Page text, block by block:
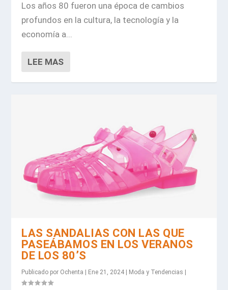
Los años 80 fueron una época de cambios
profundos en la cultura, la tecnología y la
economía a...
LEE MAS
LAS SANDALIAS CON LAS QUE
PASEÁBAMOS EN LOS VERANOS
DE LOS 80’S
Publicado por Ochenta Ene 21, 2024 Moda y Tendencias